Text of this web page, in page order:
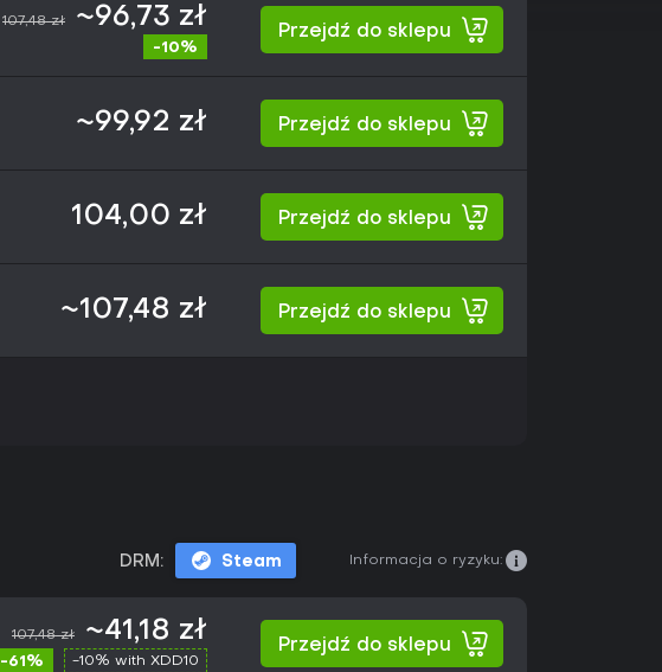
107,48 zł ~96,73 zł
-10%
Przejdź do sklepu
~99,92 zł Przejdź do sklepu
104,00 zł Przejdź do sklepu
~107,48 zł Przejdź do sklepu
DRM: Steam Informacja o ryzyku:
107,48 zł ~41,18 zł
-61% -10% with XDD10
Przejdź do sklepu